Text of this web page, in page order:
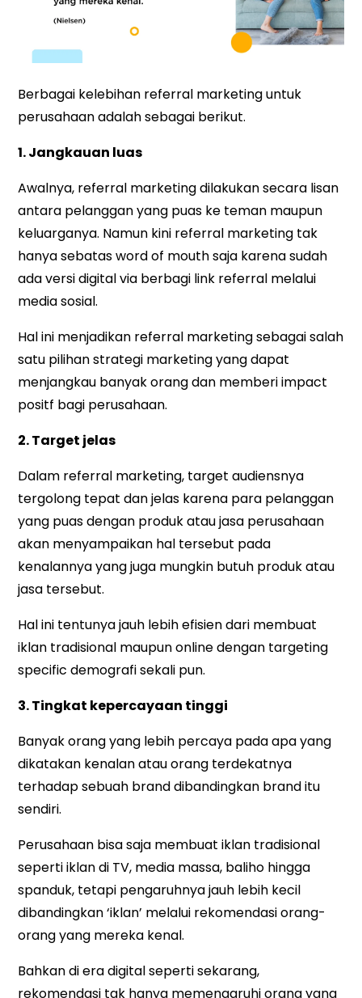
Berbagai kelebihan referral marketing untuk
perusahaan adalah sebagai berikut.
1. Jangkauan luas
Awalnya, referral marketing dilakukan secara lisan
antara pelanggan yang puas ke teman maupun
keluarganya. Namun kini referral marketing tak
hanya sebatas word of mouth saja karena sudah
ada versi digital via berbagi link referral melalui
media sosial.
Hal ini menjadikan referral marketing sebagai salah
satu pilihan strategi marketing yang dapat
menjangkau banyak orang dan memberi impact
positf bagi perusahaan.
2. Target jelas
Dalam referral marketing, target audiensnya
tergolong tepat dan jelas karena para pelanggan
yang puas dengan produk atau jasa perusahaan
akan menyampaikan hal tersebut pada
kenalannya yang juga mungkin butuh produk atau
jasa tersebut.
Hal ini tentunya jauh lebih efisien dari membuat
iklan tradisional maupun online dengan targeting
specific demografi sekali pun.
3. Tingkat kepercayaan tinggi
Banyak orang yang lebih percaya pada apa yang
dikatakan kenalan atau orang terdekatnya
terhadap sebuah brand dibandingkan brand itu
sendiri.
Perusahaan bisa saja membuat iklan tradisional
seperti iklan di TV, media massa, baliho hingga
spanduk, tetapi pengaruhnya jauh lebih kecil
dibandingkan ‘iklan’ melalui rekomendasi orang-
orang yang mereka kenal.
Bahkan di era digital seperti sekarang,
rekomendasi tak hanya memengaruhi orang yang